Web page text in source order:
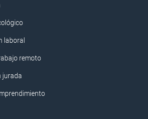
laboral
remoto
jurada